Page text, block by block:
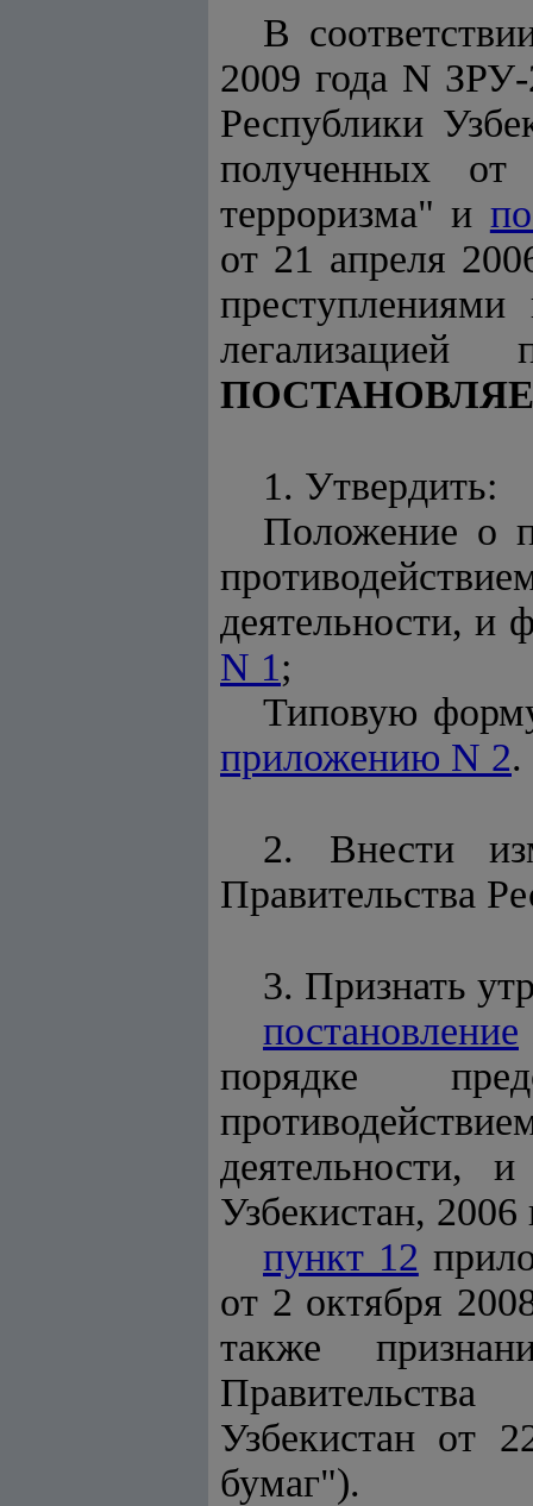
В
2009 года N
Республики
полученных от
терроризма" и
от 21 апреля
1. Утвердить:
Положение о
деятельности, и
N 1;
Типовую
приложению N 2.
2. Внести
Правительства
3. Признать
постановление
порядке
деятельности,
Узбекистан, 2006
пункт 12
от 2 октября
также
Узбекистан от
бумаг").